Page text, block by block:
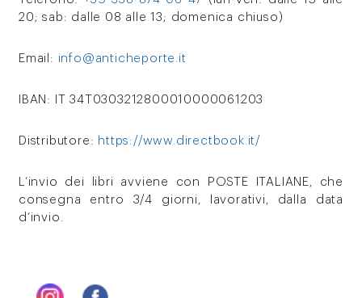
20; sab: dalle 08 alle 13; domenica chiuso)
Email: info@anticheporte.it
IBAN: IT 34T0303212800010000061203
Distributore: https://www.directbook.it/
L’invio dei libri avviene con POSTE ITALIANE, che
consegna entro 3/4 giorni, lavorativi, dalla data
d’invio.